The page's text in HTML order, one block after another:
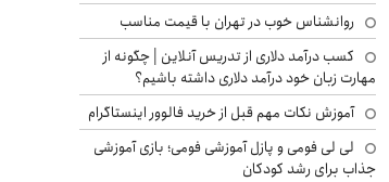
روانشناس خوب در تهران با قیمت مناسب
کسب درآمد دلاری از تدریس آنلاین | چگونه از
مهارت زبان خود درآمد دلاری داشته باشیم؟
آموزش نکات مهم قبل از خرید فالوور اینستاگرام
لی لی فومی و پازل آموزشی فومی؛ بازی آموزشی
جذاب برای رشد کودکان